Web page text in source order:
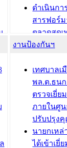
บทความ อื่นๆ ...
ดำเนินกา
สารฟอร์
ตลาดสดเ
วารินชำร
ถนนแก่เ
เด็กเล็ก
เทศบาลเ
ปรึกษาห
วัยของอ
บทความ อื่นๆ ...
งานป้องกันฯ
เทศบาลเ
พล.ต.ธน
ตรวจเยี่ย
ภายในศู
ปรับปรุง
นายกเห
ได้เข้าเยี่